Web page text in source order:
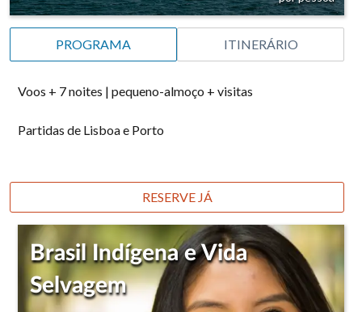
PROGRAMA ITINERÁRIO
Voos + 7 noites | pequeno-almoço + visitas
Partidas de Lisboa e Porto
RESERVE JÁ
Brasil Indígena e Vida
Selvagem